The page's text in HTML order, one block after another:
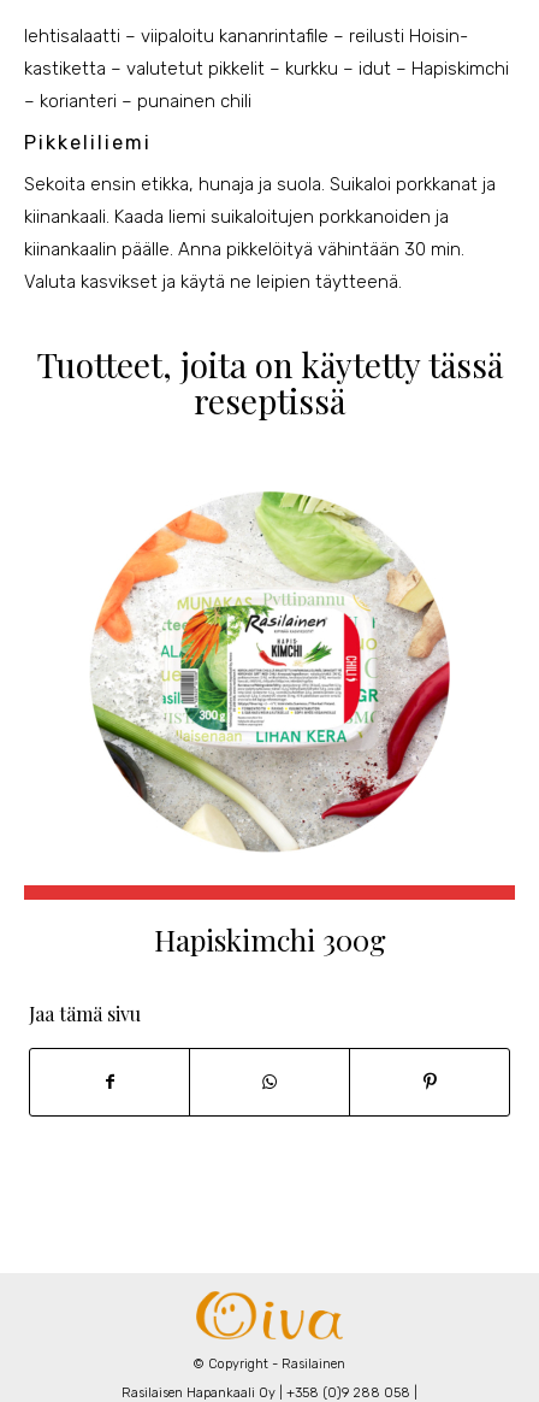
lehtisalaatti – viipaloitu kananrintafile – reilusti Hoisin-
kastiketta – valutetut pikkelit – kurkku – idut – Hapiskimchi
– korianteri – punainen chili
Pikkeliliemi
Sekoita ensin etikka, hunaja ja suola. Suikaloi porkkanat ja
kiinankaali. Kaada liemi suikaloitujen porkkanoiden ja
kiinankaalin päälle. Anna pikkelöityä vähintään 30 min.
Valuta kasvikset ja käytä ne leipien täytteenä.
Tuotteet, joita on käytetty tässä
reseptissä
Hapiskimchi 300g
Jaa tämä sivu
© Copyright - Rasilainen
Rasilaisen Hapankaali Oy | +358 (0)9 288 058 |